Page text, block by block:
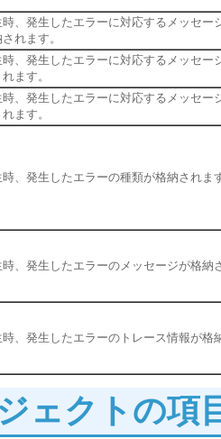
時、発生したエラーに対応するメッセー
れます。
時、発生したエラーに対応するメッセー
ます。
時、発生したエラーに対応するメッセー
ます。
時、発生したエラーの種類が格納されま
時、発生したエラーのメッセージが格納
時、発生したエラーのトレース情報が格
ェクトの項